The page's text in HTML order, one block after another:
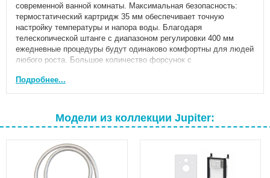
современной ванной комнаты. Максимальная безопасность:
термостатический картридж 35 мм обеспечивает точную
настройку температуры и напора воды. Благодаря
телескопической штанге с диапазоном регулировки 400 мм
ежедневные процедуры будут одинаково комфортны для людей
любого роста. Большое количество форсунок с
равномерными струями обеспечит вам расслабляющий эффект
настоящего домашнего SPA. Переключайте потоки воды между
Угол наклона тропической лейки можно регулировать.
Инновационное PVD-покрытие гарантирует чрезвычайную
выцветает с годами и устойчива к механическим повреждениям
загрязнениям и отпечаткам пальцев.
Подробнее...
Модели из коллекции Jupiter: